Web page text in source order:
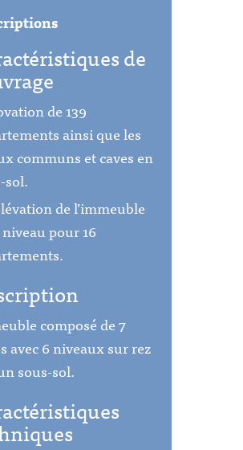
de
de 139
ainsi que les
communs et caves en
sol.
de l’immeuble
niveau pour 16
composé de 7
avec 6 niveaux sur rez
sous-sol.